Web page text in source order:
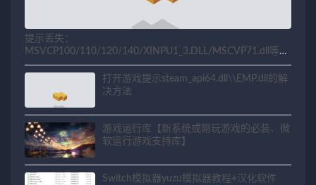
提示丢失：
MSVCP100/110/120/140/XINPU1_3.DLL/MSCVP71.dll等相
关问题解决方法
打开游戏提示steam_api64.dll\\EMP.dll的解
决方法
游戏运行库【新系统或刚玩游戏的必装、微
软运行游戏支持库】
Switch模拟器yuzu模拟器教程+汉化软件